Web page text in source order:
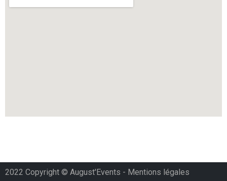
2022 Copyright © August'Events - Mentions légales